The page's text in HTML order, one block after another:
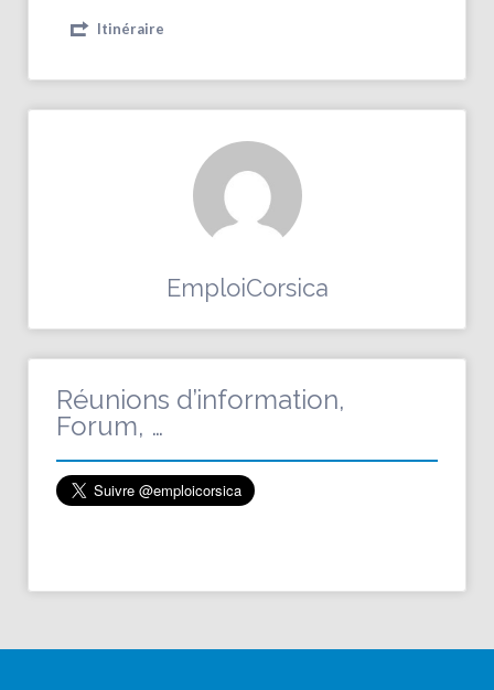
Itinéraire
EmploiCorsica
Réunions d’information,
Forum, …